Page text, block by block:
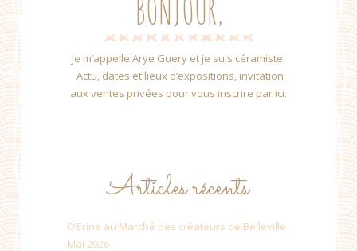
BONJOUR,
Je m’appelle Arye Guery et je suis céramiste.
Actu, dates et lieux d’expositions, invitation
aux ventes privées pour vous inscrire par ici.
Articles récents
O’Erine au Marché des créateurs de Belleville
Mai 2026